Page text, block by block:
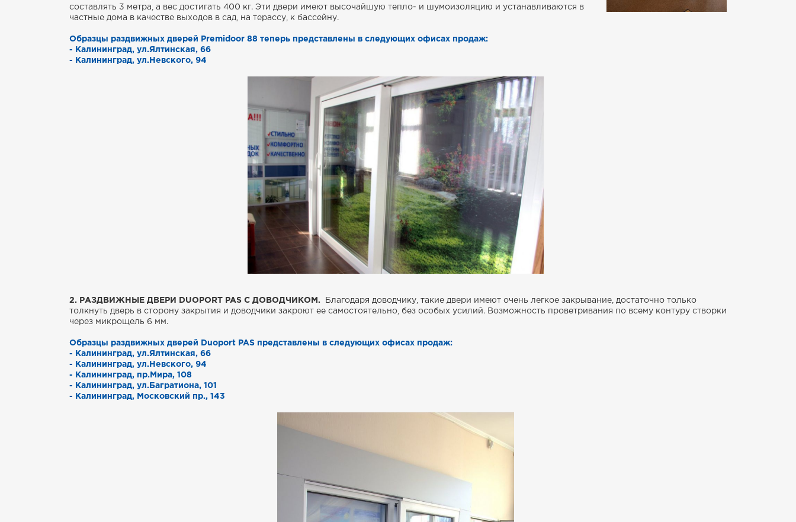
составлять 3 метра, а вес достигать 400 кг. Эти двери имеют высочайшую тепло- и шумоизоляцию и устанавливаются в
частные дома в качестве выходов в сад, на терассу, к бассейну.
Образцы раздвижных дверей Premidoor 88 теперь представлены в следующих офисах продаж:
- Калининград, ул.Ялтинская, 66
- Калининград, ул.Невского, 94
2. РАЗДВИЖНЫЕ ДВЕРИ DUOPORT PAS С ДОВОДЧИКОМ. Благодаря доводчику, такие двери имеют очень легкое закрывание, достаточно только
толкнуть дверь в сторону закрытия и доводчики закроют ее самостоятельно, без особых усилий. Возможность проветривания по всему контуру створки
через микрощель 6 мм.
Образцы раздвижных дверей Duoport PAS представлены в следующих офисах продаж:
- Калининград, ул.Ялтинская, 66
- Калининград, ул.Невского, 94
- Калининград, пр.Мира, 108
- Калининград, ул.Багратиона, 101
- Калининград, Московский пр., 143